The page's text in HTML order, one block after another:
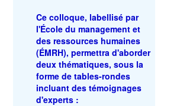
Ce colloque, labellisé par
l'École du management et
des ressources humaines
(ÉMRH), permettra d'aborder
deux thématiques, sous la
forme de tables-rondes
incluant des témoignages
d'experts :